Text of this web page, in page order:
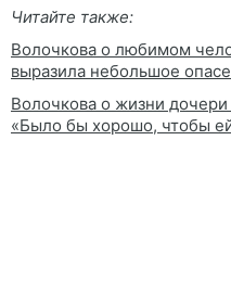
Читайте также:
Волочкова о любимом
выразила небольшое
Волочкова о жизни
«Было бы хорошо, чтобы